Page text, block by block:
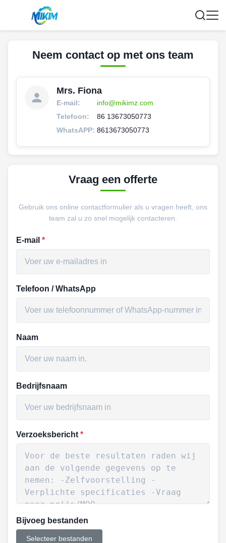
Neem contact op met ons team
Mrs. Fiona
E-mail:
info@mikimz.com
Telefoon:
86 13673050773
WhatsAPP: 8613673050773
Vraag een offerte
Gebruik ons online contactformulier als u vragen heeft, ons
team zal u zo snel mogelijk contacteren.
E-mail *
Telefoon / WhatsApp
Naam
Bedrijfsnaam
Verzoeksbericht *
Bijvoeg bestanden
Selecteer bestanden